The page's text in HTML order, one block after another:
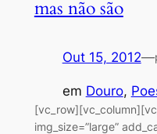
mas não são
Out 15, 2012—
em Douro,
img_size=”large”